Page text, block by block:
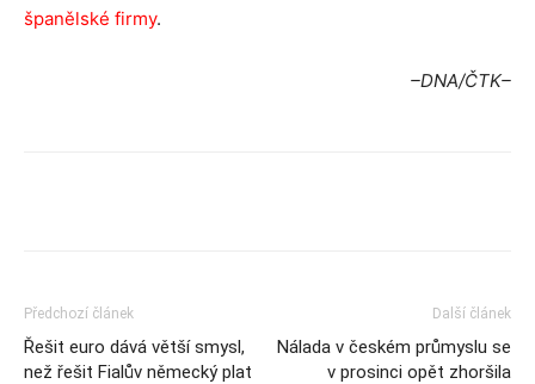
španělské firmy.
–DNA/ČTK–
Předchozí článek
Řešit euro dává větší smysl,
než řešit Fialův německý plat
Další článek
Nálada v českém průmyslu se
v prosinci opět zhoršila